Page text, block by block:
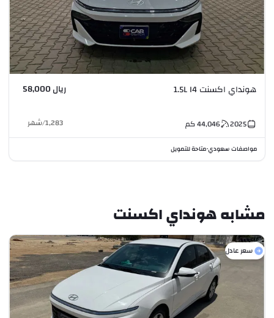
هونداي اكسنت 1.5L I4 ريال 58,000
2025
44,046كم 1,283
/شهر
مواصفات سعودي•متاحة للتمويل
مشابه هونداي اكسنت
سعر عادل